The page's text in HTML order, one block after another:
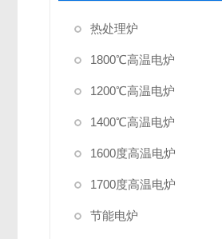
热处理炉
1800℃高温电炉
1200℃高温电炉
1400℃高温电炉
1600度高温电炉
1700度高温电炉
节能电炉